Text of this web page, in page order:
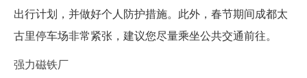
出行计划，并做好个人防护措施。此外，春节期间成都太
古里停车场非常紧张，建议您尽量乘坐公共交通前往。
强力磁铁厂